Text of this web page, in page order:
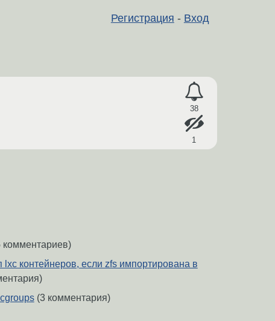
Регистрация - Вход
38
1
lxc контейнеров, если zfs импортирована в
(3 комментария)